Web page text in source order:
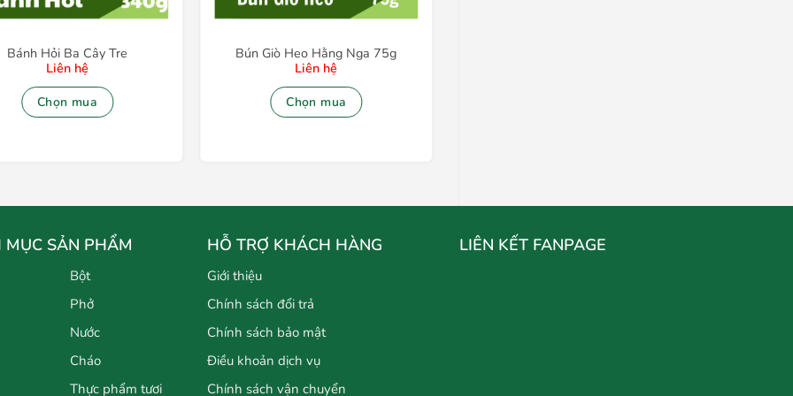
Bánh Hỏi Ba Cây Tre
Liên hệ
Chọn mua
Bún Giò Heo Hằng Nga 75g
Liên hệ
Chọn mua
MỤC SẢN PHẨM
Bột
Phở
Nước
Cháo
Thực phẩm tươi
HỖ TRỢ KHÁCH HÀNG
Giới thiệu
Chính sách đổi trả
Chính sách bảo mật
Điều khoản dịch vụ
Chính sách vận chuyển
LIÊN KẾT FANPAGE